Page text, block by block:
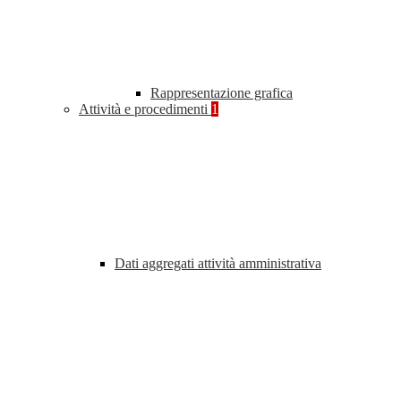
Rappresentazione grafica
Attività e procedimenti 1
Dati aggregati attività amministrativa